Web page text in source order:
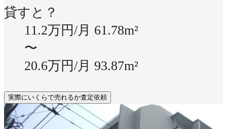
貸すと？
11.2万円/月 61.78m²
〜
20.6万円/月 93.87m²
実際にいくらで売れるか査定依頼